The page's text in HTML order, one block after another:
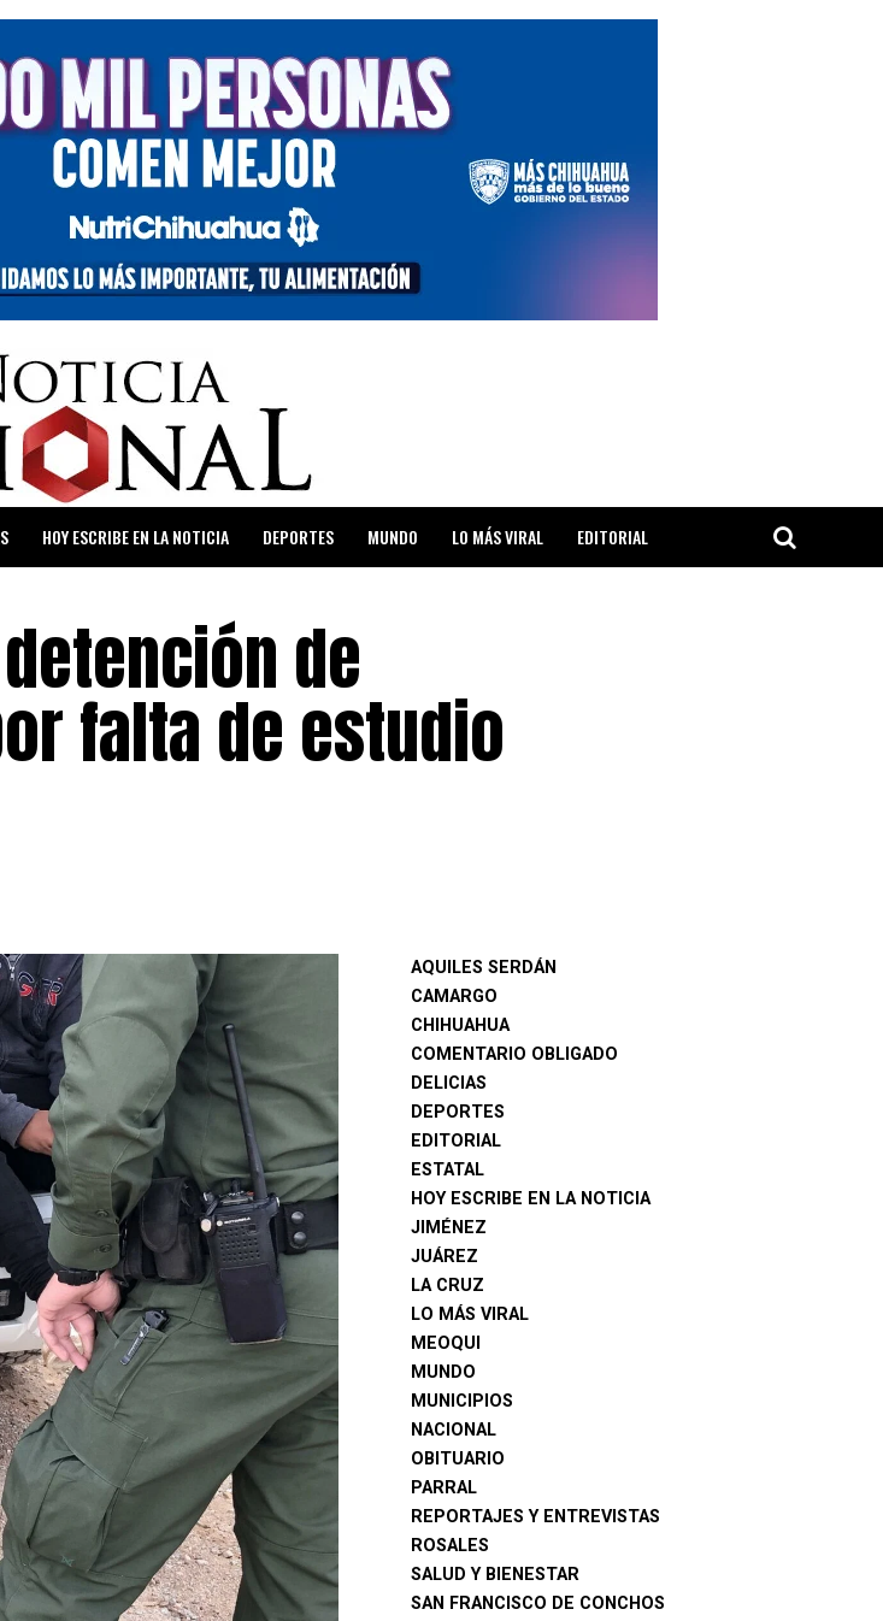
HOY ESCRIBE EN LA NOTICIA DEPORTES MUNDO LO MÁS VIRAL EDITORIAL
de
falta de estudio
AQUILES SERDÁN
CAMARGO
CHIHUAHUA
COMENTARIO OBLIGADO
DELICIAS
DEPORTES
EDITORIAL
ESTATAL
HOY ESCRIBE EN LA NOTICIA
JIMÉNEZ
JUÁREZ
LA CRUZ
LO MÁS VIRAL
MEOQUI
MUNDO
MUNICIPIOS
NACIONAL
OBITUARIO
PARRAL
REPORTAJES Y ENTREVISTAS
ROSALES
SALUD Y BIENESTAR
SAN FRANCISCO DE CONCHOS